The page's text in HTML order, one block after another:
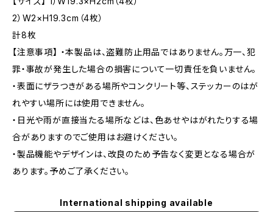
2）W2×H19.3cm（4枚）
計8枚
【注意事項】 ・本製品は、盗難防止用品ではありません。万一、犯
罪・事故が発生した場合の損害について一切責任を負いません。
・表面にザラつきがある場所やコンクリート等、ステッカーのはが
れやすい場所には使用できません。
・日光や雨が直接当たる場所などは、色あせやはがれたりする場
合がありますのでご使用はお避けください。
・製品機能やデザインは、改良のため予告なく変更となる場合が
あります。予めご了承ください。
International shipping available